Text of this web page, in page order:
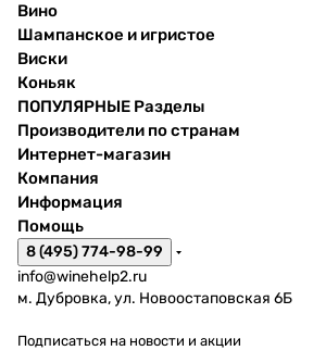
Вино
Шампанское и игристое
Виски
Коньяк
ПОПУЛЯРНЫЕ Разделы
Производители по странам
Интернет-магазин
Компания
Информация
Помощь
8 (495) 774-98-99
info@winehelp2.ru
м. Дубровка, ул. Новоостаповская 6Б
Подписаться на новости и акции